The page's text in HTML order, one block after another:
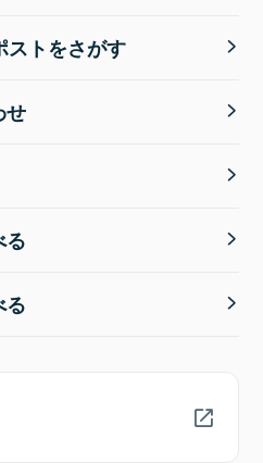
ストをさがす
せ
る
る